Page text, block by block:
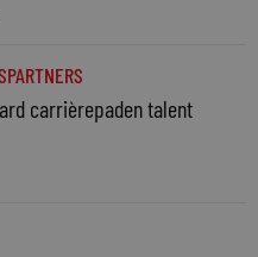
carrièrepaden talent